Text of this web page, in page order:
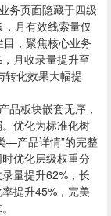
务页面隐藏于四级
月有效线索量仅
，聚焦核心业务
月收录量提升至
转化效果大幅提
品板块嵌套无序，
优化为标准化树
—产品详情”的完整
优化层级权重分
量提升62%，长
提升45%，完美